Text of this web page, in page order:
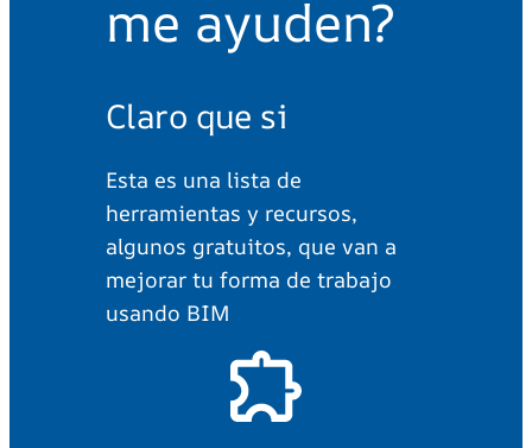
me ayuden?
Claro que si
Esta es una lista de
herramientas y recursos,
algunos gratuitos, que van a
mejorar tu forma de trabajo
usando BIM